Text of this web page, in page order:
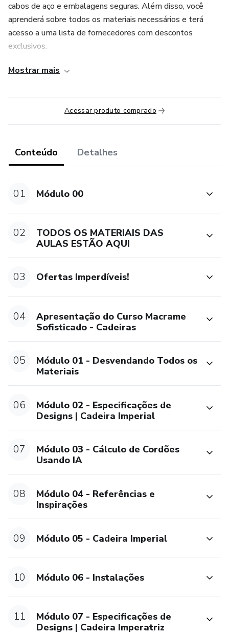
cabos de aço e embalagens seguras. Além disso, você
aprenderá sobre todos os materiais necessários e terá
acesso a uma lista de fornecedores com descontos
exclusivos.
Ao concluir, você estará preparado para se destacar como
agregam valor, segurança e exclusividade ao mercado.
Mostrar mais
Acessar produto comprado
Conteúdo Detalhes
01 Módulo 00
02
TODOS OS MATERIAIS DAS
AULAS ESTÃO AQUI
03 Ofertas Imperdíveis!
04
Apresentação do Curso Macrame
Sofisticado - Cadeiras
05
Módulo 01 - Desvendando Todos os
Materiais
06
Módulo 02 - Especificações de
Designs | Cadeira Imperial
07
Módulo 03 - Cálculo de Cordões
Usando IA
08
Módulo 04 - Referências e
Inspirações
09 Módulo 05 - Cadeira Imperial
10 Módulo 06 - Instalações
11
Módulo 07 - Especificações de
Designs | Cadeira Imperatriz